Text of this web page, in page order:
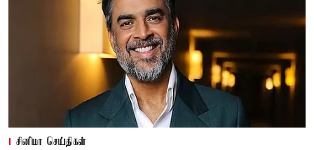
சினிமா செய்திகள்